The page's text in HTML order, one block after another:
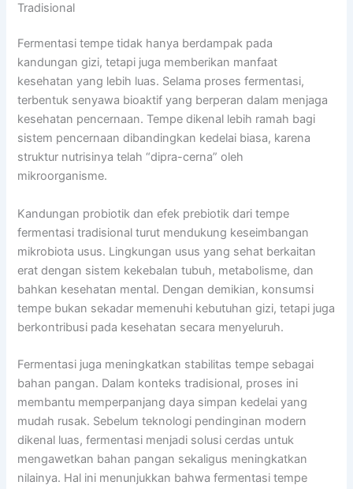
Tradisional
Fermentasi tempe tidak hanya berdampak pada
kandungan gizi, tetapi juga memberikan manfaat
kesehatan yang lebih luas. Selama proses fermentasi,
terbentuk senyawa bioaktif yang berperan dalam menjaga
kesehatan pencernaan. Tempe dikenal lebih ramah bagi
sistem pencernaan dibandingkan kedelai biasa, karena
struktur nutrisinya telah “dipra-cerna” oleh
mikroorganisme.
Kandungan probiotik dan efek prebiotik dari tempe
fermentasi tradisional turut mendukung keseimbangan
mikrobiota usus. Lingkungan usus yang sehat berkaitan
erat dengan sistem kekebalan tubuh, metabolisme, dan
bahkan kesehatan mental. Dengan demikian, konsumsi
tempe bukan sekadar memenuhi kebutuhan gizi, tetapi juga
berkontribusi pada kesehatan secara menyeluruh.
Fermentasi juga meningkatkan stabilitas tempe sebagai
bahan pangan. Dalam konteks tradisional, proses ini
membantu memperpanjang daya simpan kedelai yang
mudah rusak. Sebelum teknologi pendinginan modern
dikenal luas, fermentasi menjadi solusi cerdas untuk
mengawetkan bahan pangan sekaligus meningkatkan
nilainya. Hal ini menunjukkan bahwa fermentasi tempe